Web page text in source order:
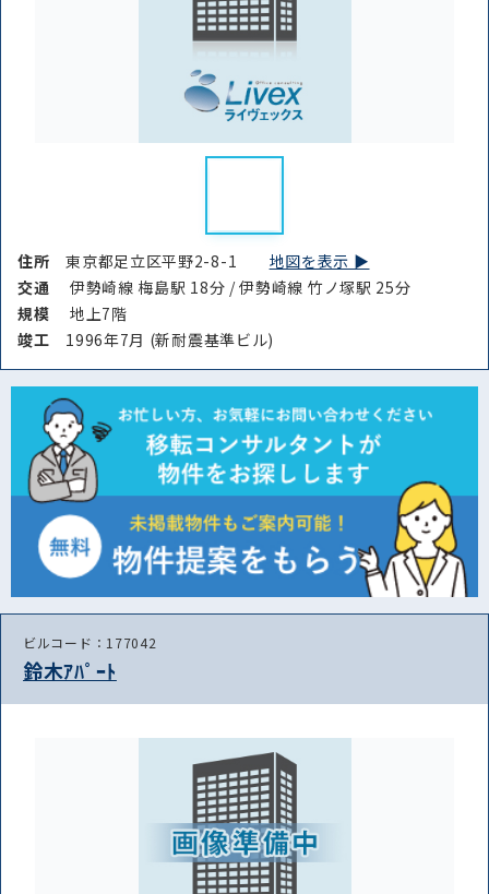
住所東京都足立区平野2-8-1 地図を表示 ▶︎
交通
伊勢崎線 梅島駅 18分 / 伊勢崎線 竹ノ塚駅 25分
規模
地上7階
竣⼯ 1996年7月 (新耐震基準ビル)
ビルコード：177042
鈴木ｱﾊﾟｰﾄ